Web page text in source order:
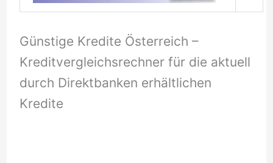
Günstige Kredite Österreich –
Kreditvergleichsrechner für die aktuell
durch Direktbanken erhältlichen
Kredite